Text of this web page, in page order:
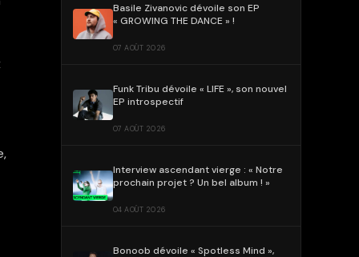
Basile Zivanovic dévoile son EP
« GROWING THE DANCE » !
07 AOÛT 2026
Funk Tribu dévoile « LIFE », son nouvel
EP introspectif
07 AOÛT 2026
Interview ascendant vierge : « Notre
prochain projet ? Un bel album ! »
04 AOÛT 2026
Bonoob dévoile « Spotless Mind »,